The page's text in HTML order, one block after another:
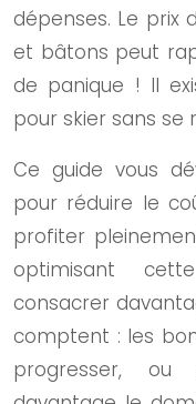
dépenses. Le prix
et bâtons peut
de panique ! Il
pour skier sans se
Ce guide vous
pour réduire le
profiter
optimisant
consacrer
comptent : les
progresser,